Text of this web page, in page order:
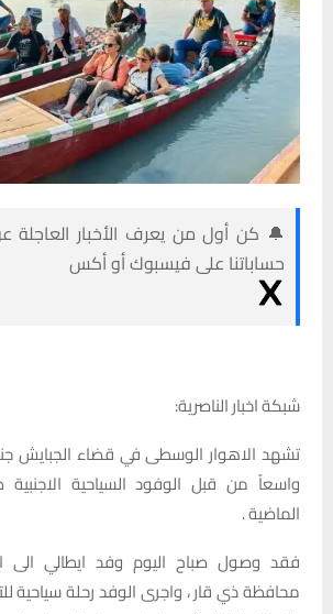
🔔 كن أول من يعرف الأخبار العاجلة
حساباتنا على فيسبوك أو أكس
شبكة اخبار الناصرية:
تشهد الاهوار الوسطى في قضاء الجبايش
واسعاً من قبل الوفود السياحية الاجنبية
الماضية .
فقد وصول صباح اليوم وفد ايطالي الى
محافظة ذي قار ، واجرى الوفد رحلة سياحية